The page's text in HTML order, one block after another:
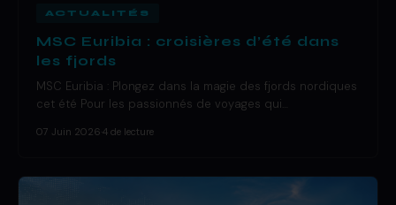
ACTUALITÉS
MSC Euribia : croisières d’été dans
les fjords
MSC Euribia : Plongez dans la magie des fjords nordiques
cet été Pour les passionnés de voyages qui…
07 Juin 2026 4 de lecture